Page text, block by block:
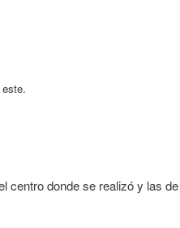
centro donde se realizó y las